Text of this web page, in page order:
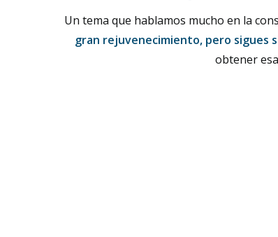
Un tema que hablamos mucho en la
gran rejuvenecimiento, pero sigues
obtener